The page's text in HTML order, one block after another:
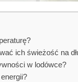
ich świeżość na
w lodówce?